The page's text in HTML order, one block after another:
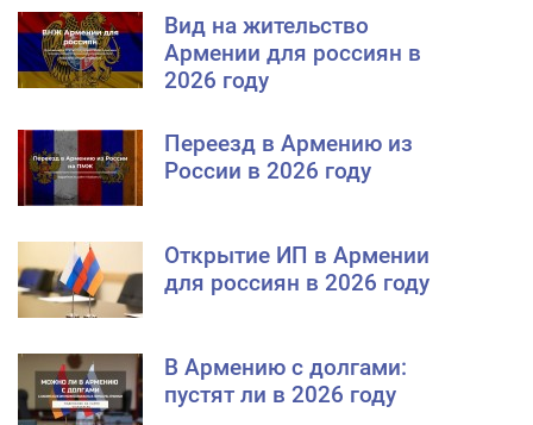
Вид на жительство
Армении для россиян в
2026 году
Переезд в Армению из
России в 2026 году
Открытие ИП в Армении
для россиян в 2026 году
В Армению с долгами:
пустят ли в 2026 году